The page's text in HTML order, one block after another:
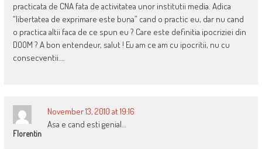
practicata de CNA fata de activitatea unor institutii media. Adica
“libertatea de exprimare este buna” cand o practic eu, dar nu cand
o practica altii faca de ce spun eu ? Care este definitia ipocriziei din
DOOM ? A bon entendeur, salut ! Eu am ce am cu ipocritii, nu cu
consecventii….
Florentin
November 13, 2010 at 19:16
Asa e cand esti genial…